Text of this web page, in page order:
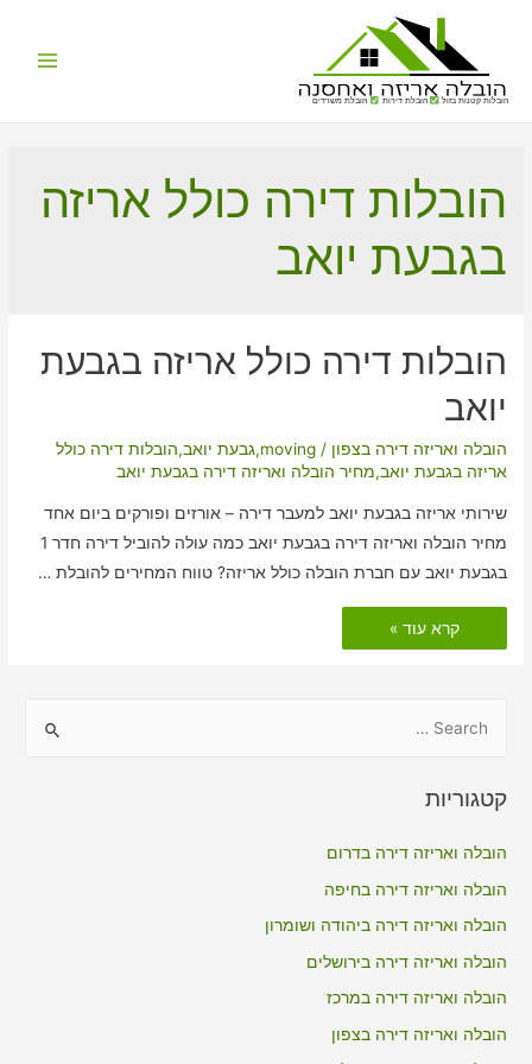
הובלות קטנות בזול הובלת דירות הובלת משרדים
הובלות דירה כולל אריזה
בגבעת יואב
הובלות דירה כולל אריזה בגבעת
יואב
הובלה ואריזה דירה בצפון /
moving
,גבעת יואב,הובלות דירה כולל
אריזה בגבעת יואב,מחיר הובלה ואריזה דירה בגבעת יואב
שירותי אריזה בגבעת יואב למעבר דירה – אורזים ופורקים ביום אחד
מחיר הובלה ואריזה דירה בגבעת יואב כמה עולה להוביל דירה חדר 1
בגבעת יואב עם חברת הובלה כולל אריזה? טווח המחירים להובלת …
הובלות
דירה
כולל
קרא עוד »
r
o
r
:
קטגוריות
הובלה ואריזה דירה בדרום
הובלה ואריזה דירה בחיפה
הובלה ואריזה דירה ביהודה ושומרון
הובלה ואריזה דירה בירושלים
הובלה ואריזה דירה במרכז
הובלה ואריזה דירה בצפון